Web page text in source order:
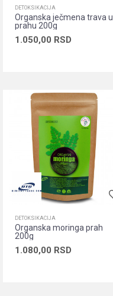
DETOKSIKACIJA
Organska ječmena trava u
prahu 200g
1.050,00 RSD
DETOKSIKACIJA
Organska moringa prah
200g
1.080,00 RSD